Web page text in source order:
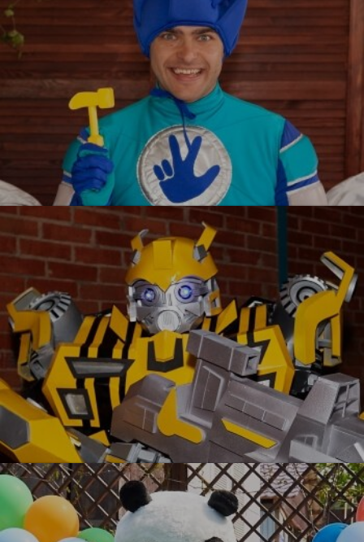
УЗНАТЬ БОЛЬШЕ
УЗНАТЬ БОЛЬШЕ
Фиксики
УЗНАТЬ БОЛЬШЕ
Бамблби VIP